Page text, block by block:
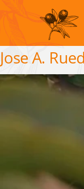
Skip to content
Jose A.